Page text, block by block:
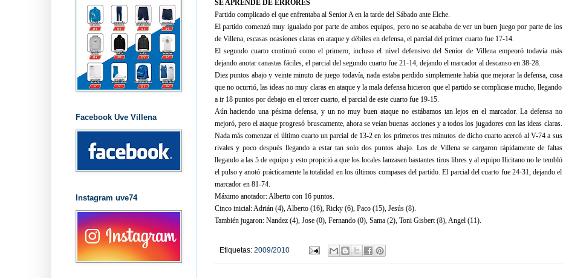
SE APRENDE DE ERRORES
Partido complicado el que enfrentaba al Senior A en la tarde del Sábado ante Elche.
El partido comenzó muy igualado por parte de ambos equipos, pero no se acababa de ver un buen juego por parte de los
de Villena, escasas ocasiones claras en ataque y débiles en defensa, el parcial del primer cuarto fue 17-14.
El segundo cuarto continuó como el primero, incluso el nivel defensivo del Senior de Villena empeoró todavía más
dejando anotar canastas fáciles, el parcial del segundo cuarto fue 21-14, dejando el marcador al descanso en 38-28.
Diez puntos abajo y veinte minuto de juego todavía, nada estaba perdido simplemente había que mejorar la defensa, cosa
que no ocurrió, las ideas no muy claras en ataque y la mala defensa hicieron que el partido se complicase mucho, llegando
a ir 18 puntos por debajo en el tercer cuarto, el parcial de este cuarto fue 19-15.
Aún haciendo una pésima defensa, y un no muy buen ataque no estábamos tan lejos en el marcador. La defensa no
mejoró, pero el ataque progresó bruscamente, ahora se veían buenas acciones y a todos los jugadores con las ideas claras.
Nada más comenzar el último cuarto un parcial de 13-2 en los primeros tres minutos de dicho cuarto acercó al V-74 a sus
rivales y poco después llegando a estar tan solo dos puntos abajo. Los de Villena se cargaron rápidamente de faltas
llegando a las 5 de equipo y esto propició a que los locales lanzasen bastantes tiros libres y al equipo Ilicitano no le tembló
el pulso y anotó prácticamente la totalidad en los últimos compases del partido. El parcial del cuarto fue 24-31, dejando el
marcador en 81-74.
Máximo anotador: Alberto con 16 puntos.
Cinco inicial: Adrián (4), Alberto (16), Ricky (6), Paco (15), Jesús (8).
También jugaron: Nandez (4), Jose (0), Fernando (0), Sama (2), Toni Gisbert (8), Angel (11).
Etiquetas: 2009/2010
Facebook Uve Villena
Instagram uve74